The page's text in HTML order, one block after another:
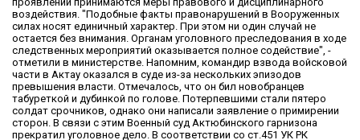
воздействия. "Подобные факты правонарушений в Вооруженных
силах носят единичный характер. При этом ни один случай не
остается без внимания. Органам уголовного преследования в ходе
следственных мероприятий оказывается полное содействие", -
отметили в министерстве. Напомним, командир взвода войсковой
части в Актау оказался в суде из-за нескольких эпизодов
превышения власти. Отмечалось, что он бил новобранцев
табуреткой и дубинкой по голове. Потерпевшими стали пятеро
солдат срочников, однако они написали заявление о примирении
сторон. В связи с этим Военный суд Актюбинского гарнизона
прекратил уголовное дело. В соответствии со ст.451 УК РК